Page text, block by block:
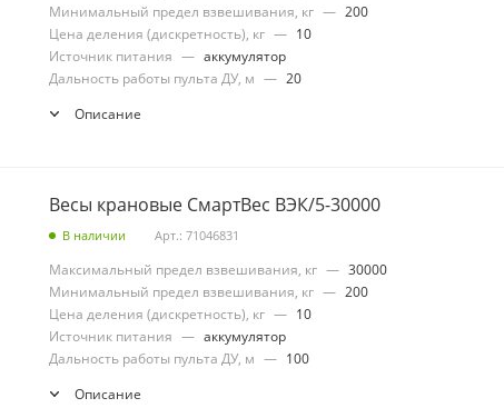
Минимальный предел взвешивания, кг — 200
Цена деления (дискретность), кг — 10
Источник питания — аккумулятор
Дальность работы пульта ДУ, м — 20
Описание
Весы крановые СмартВес ВЭК/5-30000
В наличии Арт.: 71046831
Максимальный предел взвешивания, кг — 30000
Минимальный предел взвешивания, кг — 200
Цена деления (дискретность), кг — 10
Источник питания — аккумулятор
Дальность работы пульта ДУ, м — 100
Описание